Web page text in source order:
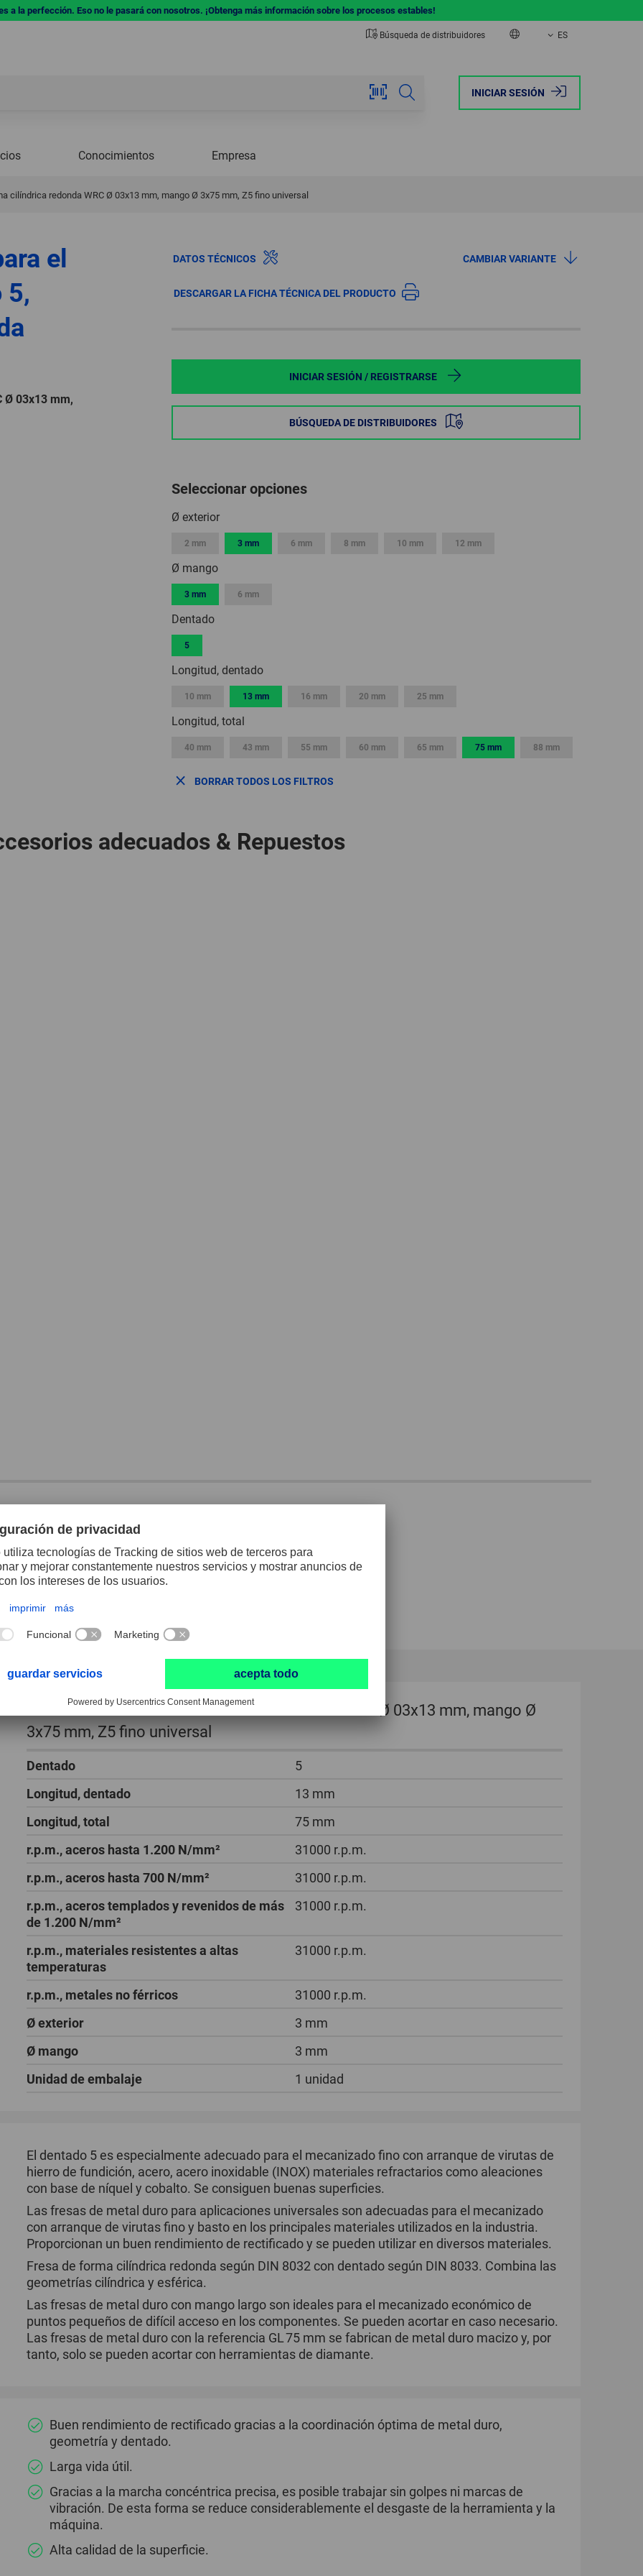
a la perfección. Eso no le pasará con nosotros. ¡Obtenga más información sobre los procesos estables!
Búsqueda de distribuidores
EUROPE
ITALY
SWEDEN
SWITZERLAND
AMERICA
ES
INICIAR SESIÓN
Conocimientos Empresa
cilíndrica redonda WRC Ø 03x13 mm, mango Ø 3x75 mm, Z5 fino universal
el
5,
Ø 03x13 mm,
DATOS TÉCNICOS CAMBIAR VARIANTE
DESCARGAR LA FICHA TÉCNICA DEL PRODUCTO
INICIAR SESIÓN / REGISTRARSE
BÚSQUEDA DE DISTRIBUIDORES
Seleccionar opciones
Ø exterior
2 mm 3 mm 6 mm 8 mm 10 mm 12 mm
Ø mango
3 mm 6 mm
Dentado
5
Longitud, dentado
10 mm 13 mm 16 mm 20 mm 25 mm
Longitud, total
40 mm 43 mm 55 mm 60 mm 65 mm 75 mm 88 mm
BORRAR TODOS LOS FILTROS
adecuados & Repuestos
Fresa de metal duro forma cilíndrica redonda WRC Ø 03x13 mm, mango Ø
3x75 mm, Z5 fino universal
Dentado
5
Longitud, dentado
13 mm
Longitud, total
75 mm
r.p.m., aceros hasta 1.200 N/mm²
31000 r.p.m.
r.p.m., aceros hasta 700 N/mm²
31000 r.p.m.
r.p.m., aceros templados y revenidos de más
de 1.200 N/mm²
31000 r.p.m.
r.p.m., materiales resistentes a altas
temperaturas
31000 r.p.m.
r.p.m., metales no férricos
31000 r.p.m.
Ø exterior
3 mm
Ø mango
3 mm
Unidad de embalaje
1 unidad
El dentado 5 es especialmente adecuado para el mecanizado fino con arranque de virutas de
hierro de fundición, acero, acero inoxidable (INOX) materiales refractarios como aleaciones
con base de níquel y cobalto. Se consiguen buenas superficies.
Las fresas de metal duro para aplicaciones universales son adecuadas para el mecanizado
con arranque de virutas fino y basto en los principales materiales utilizados en la industria.
Proporcionan un buen rendimiento de rectificado y se pueden utilizar en diversos materiales.
Fresa de forma cilíndrica redonda según DIN 8032 con dentado según DIN 8033. Combina las
geometrías cilíndrica y esférica.
Las fresas de metal duro con mango largo son ideales para el mecanizado económico de
puntos pequeños de difícil acceso en los componentes. Se pueden acortar en caso necesario.
Las fresas de metal duro con la referencia GL 75 mm se fabrican de metal duro macizo y, por
tanto, solo se pueden acortar con herramientas de diamante.
Buen rendimiento de rectificado gracias a la coordinación óptima de metal duro,
geometría y dentado.
Larga vida útil.
Gracias a la marcha concéntrica precisa, es posible trabajar sin golpes ni marcas de
vibración. De esta forma se reduce considerablemente el desgaste de la herramienta y la
máquina.
Alta calidad de la superficie.